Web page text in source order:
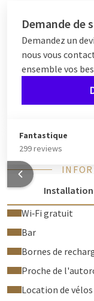
Demande de
Demandez un
nous vous
ensemble vos
Fantastique
299 reviews
Wi‑Fi gratuit
Bar
Bornes de
Proche de
Location de vélos